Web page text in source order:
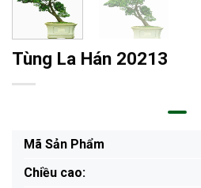
Tùng La Hán 20213
Mã Sản Phẩm
Chiều cao: